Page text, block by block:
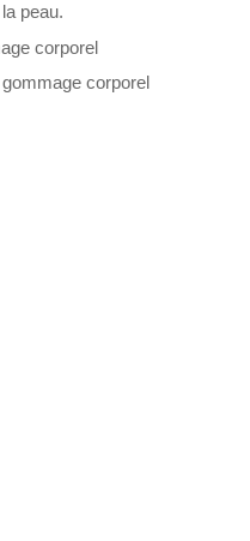
peau.
corporel
gommage corporel